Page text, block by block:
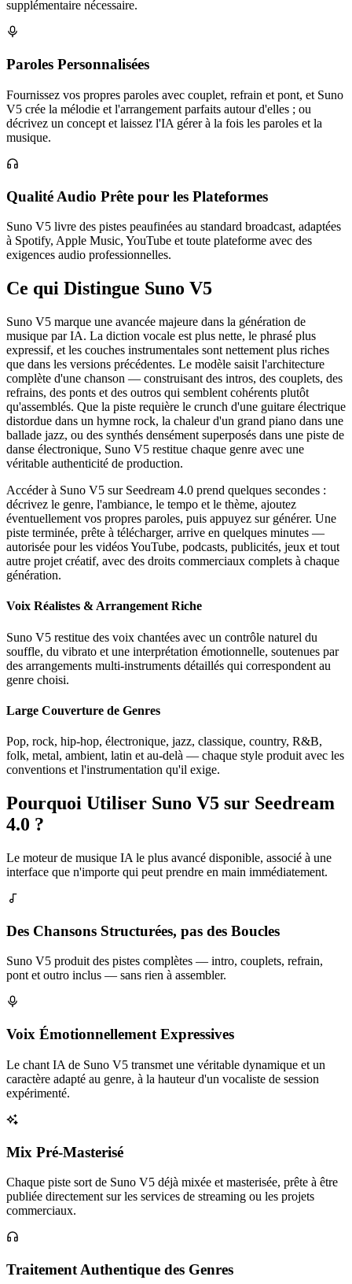
supplémentaire nécessaire.
Paroles Personnalisées
Fournissez vos propres paroles avec couplet, refrain et pont, et Suno
V5 crée la mélodie et l'arrangement parfaits autour d'elles ; ou
décrivez un concept et laissez l'IA gérer à la fois les paroles et la
musique.
Qualité Audio Prête pour les Plateformes
Suno V5 livre des pistes peaufinées au standard broadcast, adaptées
à Spotify, Apple Music, YouTube et toute plateforme avec des
exigences audio professionnelles.
Ce qui Distingue Suno V5
Suno V5 marque une avancée majeure dans la génération de
musique par IA. La diction vocale est plus nette, le phrasé plus
expressif, et les couches instrumentales sont nettement plus riches
que dans les versions précédentes. Le modèle saisit l'architecture
complète d'une chanson — construisant des intros, des couplets, des
refrains, des ponts et des outros qui semblent cohérents plutôt
qu'assemblés. Que la piste requière le crunch d'une guitare électrique
distordue dans un hymne rock, la chaleur d'un grand piano dans une
ballade jazz, ou des synthés densément superposés dans une piste de
danse électronique, Suno V5 restitue chaque genre avec une
véritable authenticité de production.
Accéder à Suno V5 sur Seedream 4.0 prend quelques secondes :
décrivez le genre, l'ambiance, le tempo et le thème, ajoutez
éventuellement vos propres paroles, puis appuyez sur générer. Une
piste terminée, prête à télécharger, arrive en quelques minutes —
autorisée pour les vidéos YouTube, podcasts, publicités, jeux et tout
autre projet créatif, avec des droits commerciaux complets à chaque
génération.
Voix Réalistes & Arrangement Riche
Suno V5 restitue des voix chantées avec un contrôle naturel du
souffle, du vibrato et une interprétation émotionnelle, soutenues par
des arrangements multi-instruments détaillés qui correspondent au
genre choisi.
Large Couverture de Genres
Pop, rock, hip-hop, électronique, jazz, classique, country, R&B,
folk, metal, ambient, latin et au-delà — chaque style produit avec les
conventions et l'instrumentation qu'il exige.
Pourquoi Utiliser Suno V5 sur Seedream
4.0 ?
Le moteur de musique IA le plus avancé disponible, associé à une
interface que n'importe qui peut prendre en main immédiatement.
Des Chansons Structurées, pas des Boucles
Suno V5 produit des pistes complètes — intro, couplets, refrain,
pont et outro inclus — sans rien à assembler.
Voix Émotionnellement Expressives
Le chant IA de Suno V5 transmet une véritable dynamique et un
caractère adapté au genre, à la hauteur d'un vocaliste de session
expérimenté.
Mix Pré-Masterisé
Chaque piste sort de Suno V5 déjà mixée et masterisée, prête à être
publiée directement sur les services de streaming ou les projets
commerciaux.
Traitement Authentique des Genres